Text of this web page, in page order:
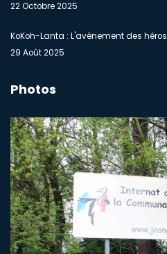
22 Octobre 2025
KoKoh-Lanta : L'avènement des héros
29 Août 2025
Photos